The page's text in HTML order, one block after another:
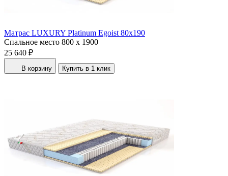
Матрас LUXURY Platinum Egoist 80x190
Спальное место 800 x 1900
25 640 ₽
В корзину Купить в 1 клик